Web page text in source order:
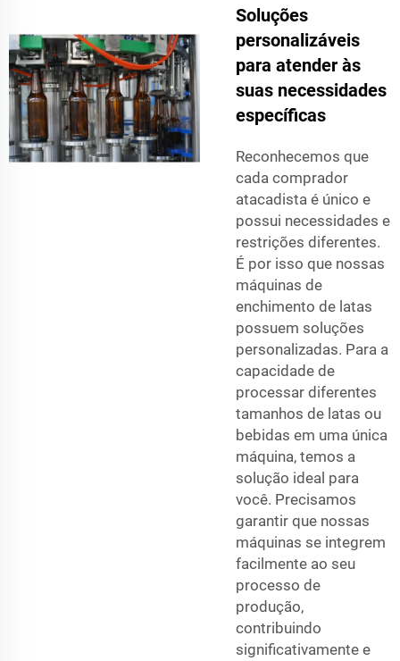
Soluções
personalizáveis
para atender às
suas necessidades
específicas
Reconhecemos que
cada comprador
atacadista é único e
possui necessidades e
restrições diferentes.
É por isso que nossas
máquinas de
enchimento de latas
possuem soluções
personalizadas. Para a
capacidade de
processar diferentes
tamanhos de latas ou
bebidas em uma única
máquina, temos a
solução ideal para
você. Precisamos
garantir que nossas
máquinas se integrem
facilmente ao seu
processo de
produção,
contribuindo
significativamente e